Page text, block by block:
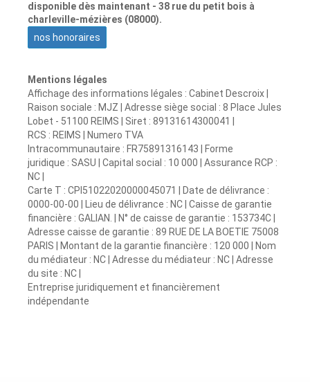
disponible dès maintenant - 38 rue du petit bois à
charleville-mézières (08000).
nos honoraires
Mentions légales
Affichage des informations légales : Cabinet Descroix |
Raison sociale : MJZ | Adresse siège social : 8 Place Jules
Lobet - 51100 REIMS | Siret : 89131614300041 |
RCS : REIMS | Numero TVA
Intracommunautaire : FR75891316143 | Forme
juridique : SASU | Capital social : 10 000 | Assurance RCP :
NC |
Carte T : CPI51022020000045071 | Date de délivrance :
0000-00-00 | Lieu de délivrance : NC | Caisse de garantie
financière : GALIAN. | N° de caisse de garantie : 153734C |
Adresse caisse de garantie : 89 RUE DE LA BOETIE 75008
PARIS | Montant de la garantie financière : 120 000 | Nom
du médiateur : NC | Adresse du médiateur : NC | Adresse
du site : NC |
Entreprise juridiquement et financièrement
indépendante